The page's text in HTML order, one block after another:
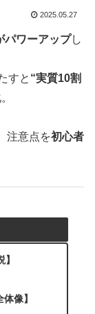
2025.05.27
パワーアップし
すと “実質10割
注意点を初心者
像】